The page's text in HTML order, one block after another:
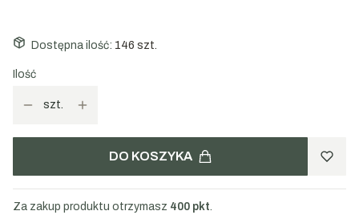
Dostępna ilość: 146 szt.
Ilość
szt.
DO KOSZYKA
Za zakup produktu otrzymasz 400 pkt.